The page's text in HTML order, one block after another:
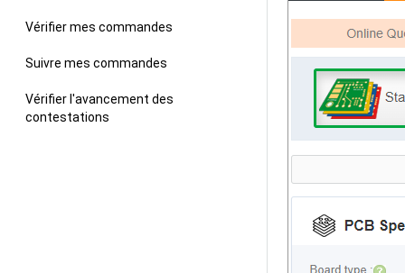
Vérifier mes commandes
Suivre mes commandes
Vérifier l'avancement des
contestations